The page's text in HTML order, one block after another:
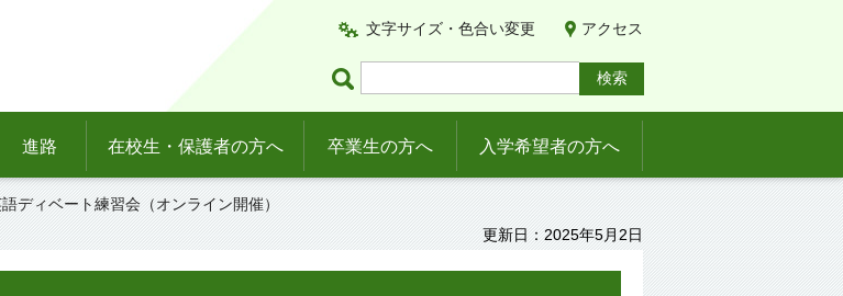
文字サイズ・色合い変更 アクセス
進路 在校生・保護者の方へ 卒業生の方へ 入学希望者の方へ
ディベート練習会（オンライン開催）
更新日：2025年5月2日